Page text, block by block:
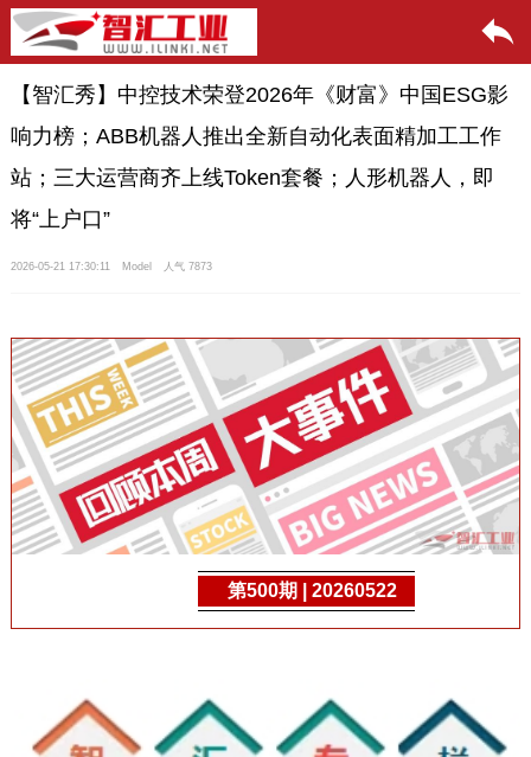
【智汇秀】中控技术荣登2026年《财富》中国ESG影
响力榜；ABB机器人推出全新自动化表面精加工工作
站；三大运营商齐上线Token套餐；人形机器人，即
将“上户口”
2026-05-21 17:30:11 Model 人气 7873
第500期 | 20260522